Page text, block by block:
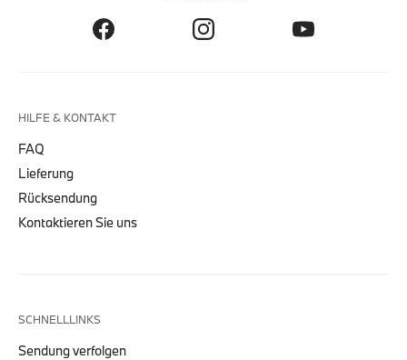
HILFE & KONTAKT
FAQ
Lieferung
Rücksendung
Kontaktieren Sie uns
SCHNELLLINKS
Sendung verfolgen